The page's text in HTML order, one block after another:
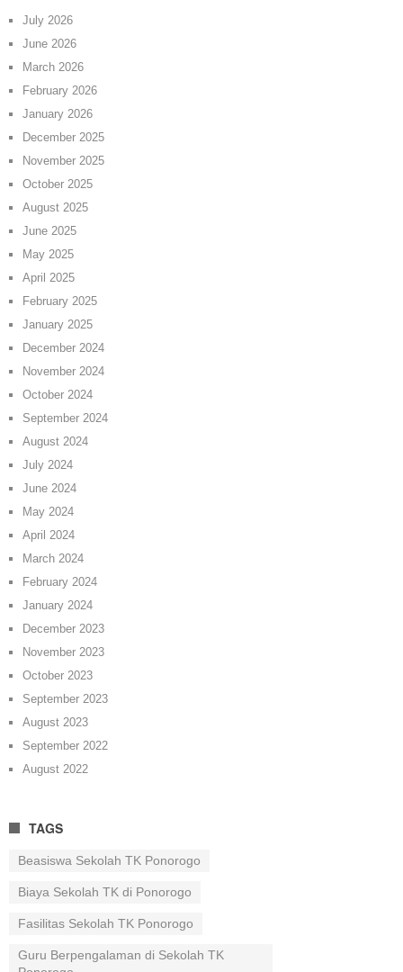
July 2026
June 2026
March 2026
February 2026
January 2026
December 2025
November 2025
October 2025
August 2025
June 2025
May 2025
April 2025
February 2025
January 2025
December 2024
November 2024
October 2024
September 2024
August 2024
July 2024
June 2024
May 2024
April 2024
March 2024
February 2024
January 2024
December 2023
November 2023
October 2023
September 2023
August 2023
September 2022
August 2022
TAGS
Beasiswa Sekolah TK Ponorogo
Biaya Sekolah TK di Ponorogo
Fasilitas Sekolah TK Ponorogo
Guru Berpengalaman di Sekolah TK